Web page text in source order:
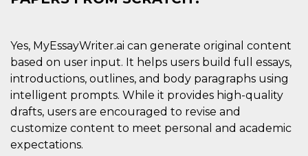
Yes, MyEssayWriter.ai can generate original content
based on user input. It helps users build full essays,
introductions, outlines, and body paragraphs using
intelligent prompts. While it provides high-quality
drafts, users are encouraged to revise and
customize content to meet personal and academic
expectations.